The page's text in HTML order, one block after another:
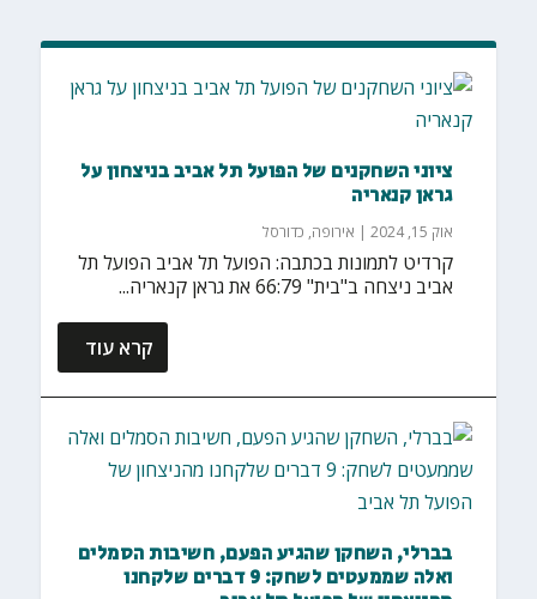
ציוני השחקנים של הפועל תל אביב בניצחון על
גראן קנאריה
אוק 15, 2024 | אירופה, כדורסל
קרדיט לתמונות בכתבה: הפועל תל אביב הפועל תל
אביב ניצחה ב"בית" 66:79 את גראן קנאריה...
קרא עוד
בברלי, השחקן שהגיע הפעם, חשיבות הסמלים
ואלה שממעטים לשחק: 9 דברים שלקחנו